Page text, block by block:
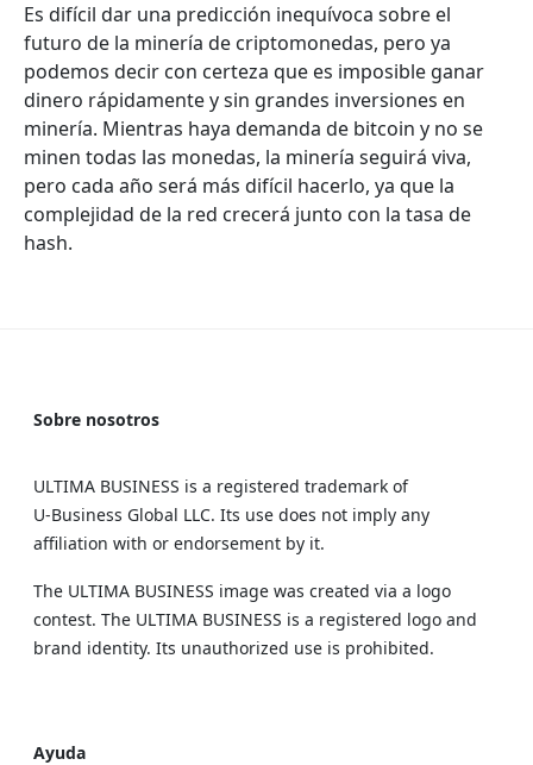
Es difícil dar una predicción inequívoca sobre el
futuro de la minería de criptomonedas, pero ya
podemos decir con certeza que es imposible ganar
dinero rápidamente y sin grandes inversiones en
minería. Mientras haya demanda de bitcoin y no se
minen todas las monedas, la minería seguirá viva,
pero cada año será más difícil hacerlo, ya que la
complejidad de la red crecerá junto con la tasa de
hash.
Sobre nosotros
ULTIMA BUSINESS is a registered trademark of
U‑Business Global LLC. Its use does not imply any
affiliation with or endorsement by it.
The ULTIMA BUSINESS image was created via a logo
contest. The ULTIMA BUSINESS is a registered logo and
brand identity. Its unauthorized use is prohibited.
Ayuda